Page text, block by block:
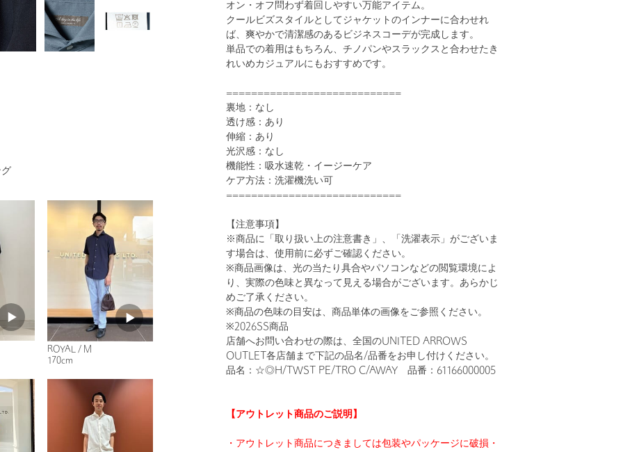
オン・オフ問わず着回しやすい万能アイテム。
クールビズスタイルとしてジャケットのインナーに合わせれ
ば、爽やかで清潔感のあるビジネスコーデが完成します。
単品での着用はもちろん、チノパンやスラックスと合わせたき
れいめカジュアルにもおすすめです。
============================
裏地：なし
透け感：あり
伸縮：あり
光沢感：なし
機能性：吸水速乾・イージーケア
ケア方法：洗濯機洗い可
============================
【注意事項】
※商品に「取り扱い上の注意書き」、「洗濯表示」がございま
す場合は、使用前に必ずご確認ください。
※商品画像は、光の当たり具合やパソコンなどの閲覧環境によ
り、実際の色味と異なって見える場合がございます。あらかじ
めご了承ください。
※商品の色味の目安は、商品単体の画像をご参照ください。
※2026SS商品
店舗へお問い合わせの際は、全国のUNITED ARROWS
OUTLET各店舗まで下記の品名/品番をお申し付けください。
品名：☆◎H/TWST PE/TRO C/AWAY 品番：61166000005
【アウトレット商品のご説明】
・アウトレット商品につきましては包装やパッケージに破損・
ROYAL / M
170cm
WHITE